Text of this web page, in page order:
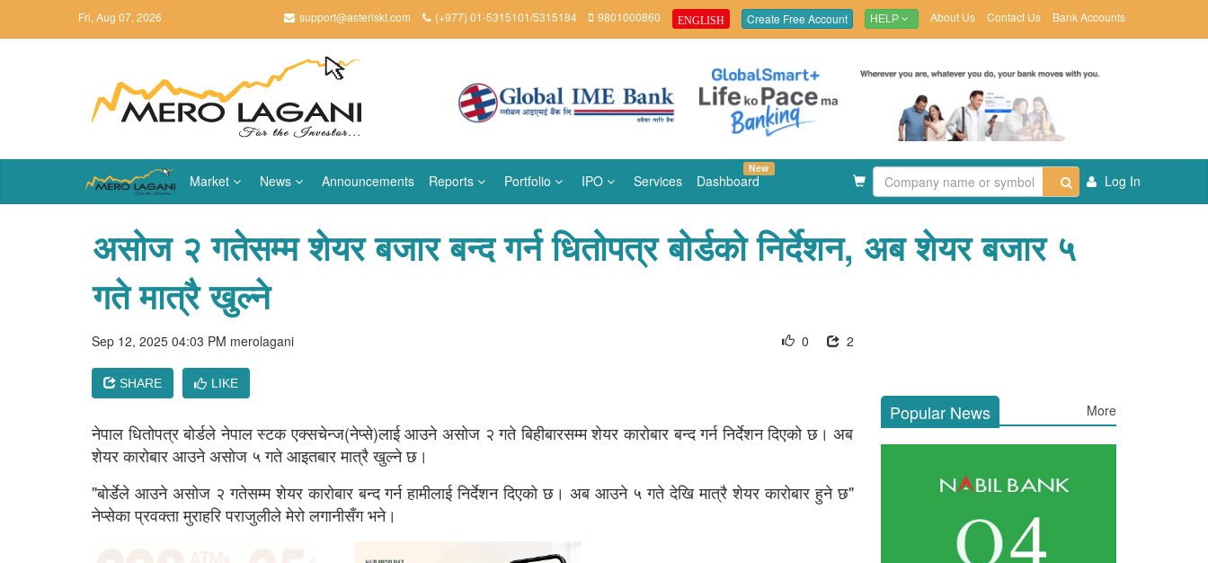
Fri, Aug 07, 2026 support@asteriskt.com (+977) 01-5315101/5315184 9801000860 ENGLISH Create Free Account HELP About Us Contact Us Bank Accounts
Market News Announcements Reports Portfolio IPO Services Dashboard
New
Log In
असोज २ गतेसम्म शेयर बजार बन्द गर्न धितोपत्र बोर्डको निर्देशन, अब शेयर बजार ५
गते मात्रै खुल्ने
Sep 12, 2025 04:03 PM merolagani 2
0
SHARE LIKE
नेपाल धितोपत्र बोर्डले नेपाल स्टक एक्सचेन्ज(नेप्से)लाई आउने असोज २ गते बिहीबारसम्म शेयर कारोबार बन्द गर्न निर्देशन दिएको छ। अब
शेयर कारोबार आउने असोज ५ गते आइतबार मात्रै खुल्ने छ।
"बोर्डेले आउने असोज २ गतेसम्म शेयर कारोबार बन्द गर्न हामीलाई निर्देशन दिएको छ। अब आउने ५ गते देखि मात्रै शेयर कारोबार हुने छ"
नेप्सेका प्रवक्ता मुराहरि पराजुलीले मेरो लगानीसँग भने।
Popular News More